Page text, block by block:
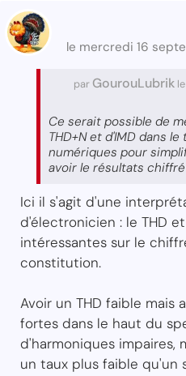
le mercredi 16
par GourouLubrik
Ce serait possible de
THD+N et d'IMD dans
numériques pour
avoir le résultats
Ici il s'agit d'une
d'électronicien : le THD
intéressantes sur le
constitution.
Avoir un THD faible mais
fortes dans le haut du
d'harmoniques impaires,
un taux plus faible qu'un